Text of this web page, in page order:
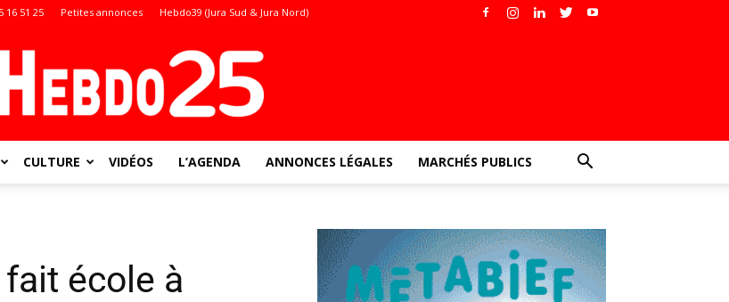
16 51 25 Petites annonces Hebdo39 (Jura Sud & Jura Nord)
:
CULTURE VIDÉOS L’AGENDA ANNONCES LÉGALES MARCHÉS PUBLICS
fait école à